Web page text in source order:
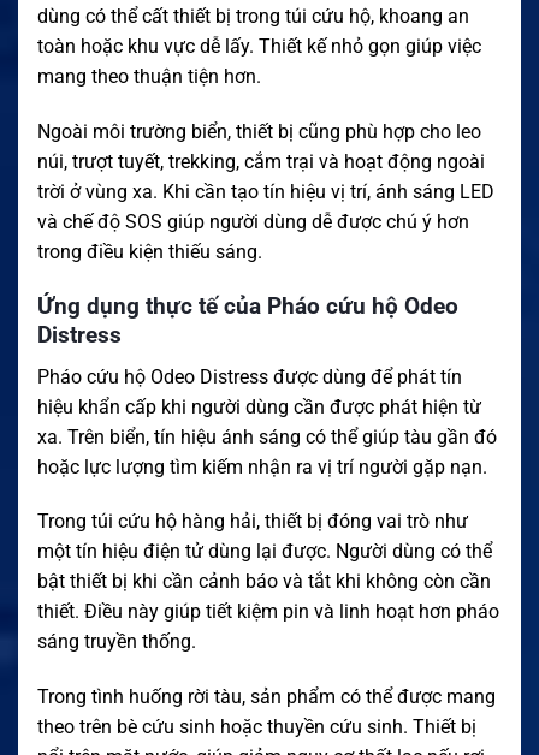
dùng có thể cất thiết bị trong túi cứu hộ, khoang an
toàn hoặc khu vực dễ lấy. Thiết kế nhỏ gọn giúp việc
mang theo thuận tiện hơn.
Ngoài môi trường biển, thiết bị cũng phù hợp cho leo
núi, trượt tuyết, trekking, cắm trại và hoạt động ngoài
trời ở vùng xa. Khi cần tạo tín hiệu vị trí, ánh sáng LED
và chế độ SOS giúp người dùng dễ được chú ý hơn
trong điều kiện thiếu sáng.
Ứng dụng thực tế của Pháo cứu hộ Odeo
Distress
Pháo cứu hộ Odeo Distress được dùng để phát tín
hiệu khẩn cấp khi người dùng cần được phát hiện từ
xa. Trên biển, tín hiệu ánh sáng có thể giúp tàu gần đó
hoặc lực lượng tìm kiếm nhận ra vị trí người gặp nạn.
Trong túi cứu hộ hàng hải, thiết bị đóng vai trò như
một tín hiệu điện tử dùng lại được. Người dùng có thể
bật thiết bị khi cần cảnh báo và tắt khi không còn cần
thiết. Điều này giúp tiết kiệm pin và linh hoạt hơn pháo
sáng truyền thống.
Trong tình huống rời tàu, sản phẩm có thể được mang
theo trên bè cứu sinh hoặc thuyền cứu sinh. Thiết bị